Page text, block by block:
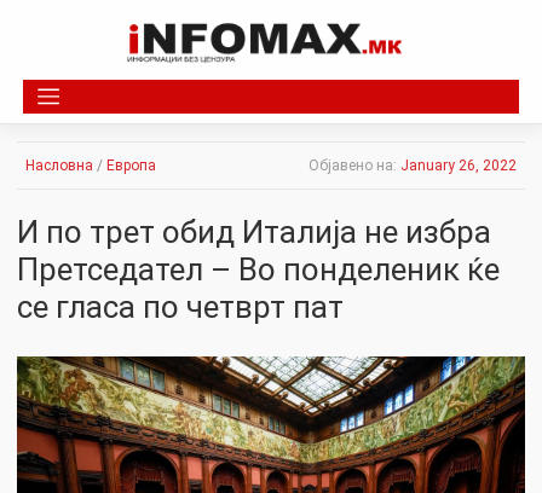
Насловна / Европа Објавено на: January 26, 2022
И по трет обид Италија не избра
Претседател – Во понделеник ќе
се гласа по четврт пат